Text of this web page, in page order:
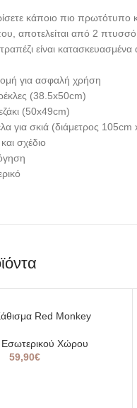
κάποιο πιο πρωτότυπο
αποτελείται από 2
είναι
για ασφαλή χρήση
(38.5x50cm)
(50x49cm)
για σκιά (διάμετρος
σχέδιο
Red Monkey
Εσωτερικού Χώρου
59,90€